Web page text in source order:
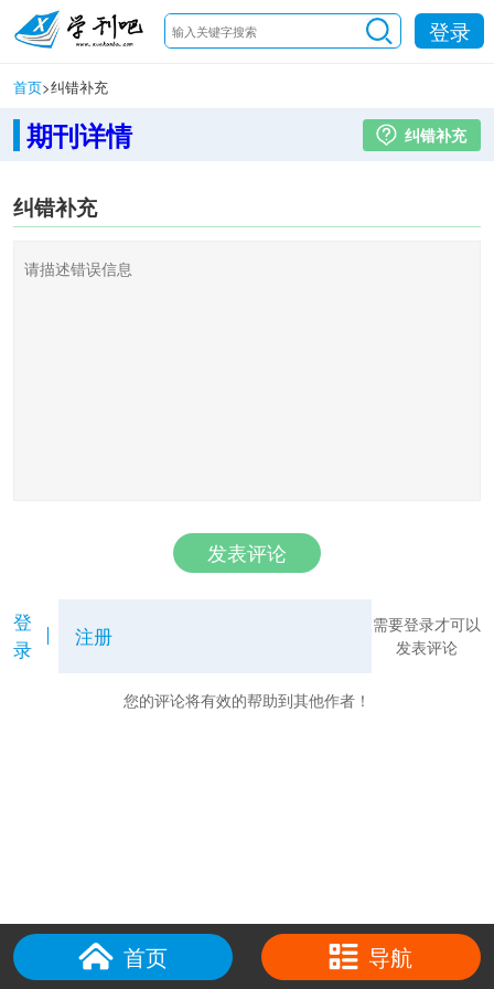
登录
首页>纠错补充
期刊详情 纠错补充
纠错补充
发表评论
登
录
注册
需要登录才可以
发表评论
您的评论将有效的帮助到其他作者！
首页 导航